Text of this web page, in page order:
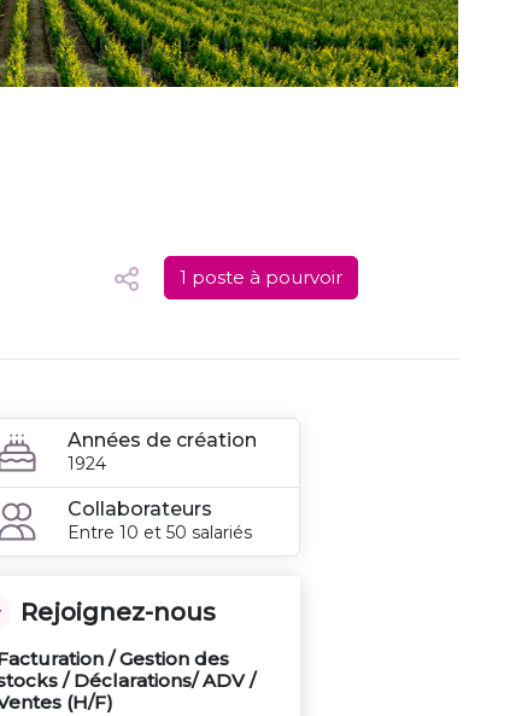
1 poste à pourvoir
Années de création
1924
Collaborateurs
Entre 10 et 50 salariés
Rejoignez-nous
/ Gestion des
/ Déclarations/ ADV /
(H/F)